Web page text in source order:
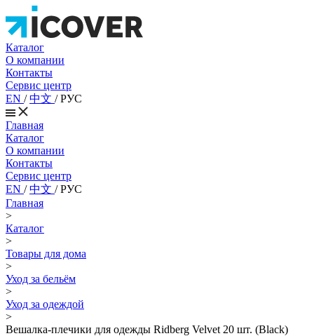
Каталог
О компании
Контакты
Сервис центр
EN /中文 /РУС
Главная
Каталог
О компании
Контакты
Сервис центр
EN /中文 /РУС
Главная
>
Каталог
>
Товары для дома
>
Уход за бельём
>
Уход за одеждой
>
Вешалка-плечики для одежды Ridberg Velvet 20 шт. (Black)